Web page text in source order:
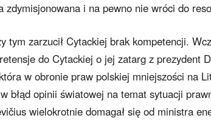
zdymisjonowana i na pewno nie wróci do
tym zarzucił Cytackiej brak kompetencji.
do Cytackiej o jej zatarg z prezydent
w obronie praw polskiej mniejszości na
błąd opinii światowej na temat sytuacji
wielokrotnie domagał się od ministra